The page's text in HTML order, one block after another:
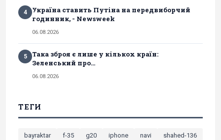
4
Україна ставить Путіна на передвиборчий
годинник, - Newsweek
06.08.2026
5
Така зброя є лише у кількох країн:
Зеленський про...
06.08.2026
ТЕГИ
bayraktar f-35 g20 iphone navi
shahed-136